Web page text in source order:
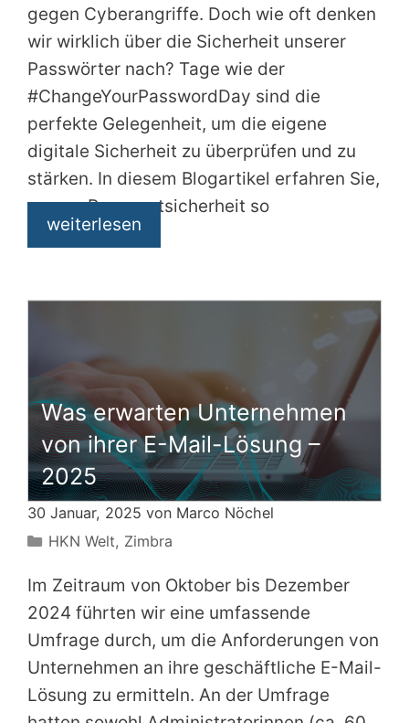
gegen Cyberangriffe. Doch wie oft denken
wir wirklich über die Sicherheit unserer
Passwörter nach? Tage wie der
#ChangeYourPasswordDay sind die
perfekte Gelegenheit, um die eigene
digitale Sicherheit zu überprüfen und zu
stärken. In diesem Blogartikel erfahren Sie,
warum Passwortsicherheit so
weiterlesen
Was erwarten Unternehmen
von ihrer E-Mail-Lösung –
2025
30 Januar, 2025 von Marco Nöchel
Kategorien
HKN Welt, Zimbra
Im Zeitraum von Oktober bis Dezember
2024 führten wir eine umfassende
Umfrage durch, um die Anforderungen von
Unternehmen an ihre geschäftliche E-Mail-
Lösung zu ermitteln. An der Umfrage